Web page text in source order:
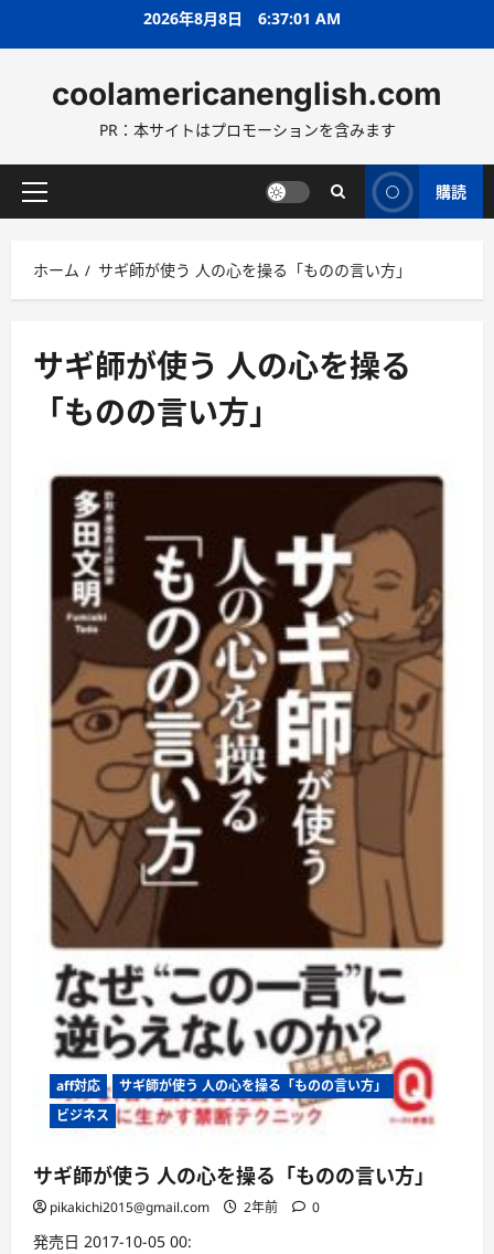
ス
ッ
2026年8月8日 6:37:02 AM
coolamericanenglish.com
PR：本サイトはプロモーションを含みます
メ
メ
ニ
ー
購読
ホーム サギ師が使う 人の心を操る「ものの言い方」
サギ師が使う 人の心を操る
「ものの言い方」
aff対応
サギ師が使う 人の心を操る「ものの言い方」
ビジネス
サギ師が使う 人の心を操る「ものの言い方」
pikakichi2015@gmail.com 2年前 0
発売日 2017-10-05 00: